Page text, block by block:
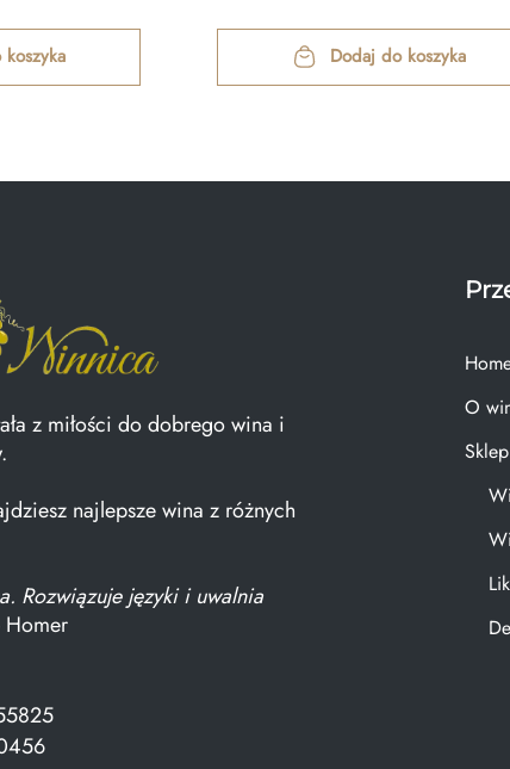
Dodaj do koszyka
z miłości do dobrego wina i
najlepsze wina z różnych
Rozwiązuje języki i uwalnia
O
Sklep